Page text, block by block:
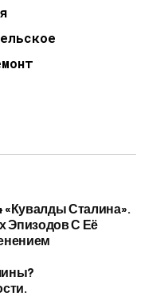
Сталина».
Эпизодов С Её